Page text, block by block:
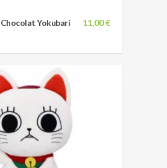
11,00 €
Yokubari